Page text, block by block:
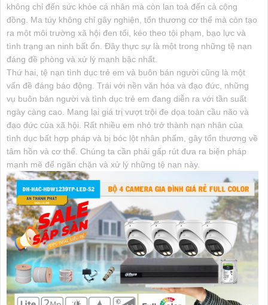
không chỉ đến sức khỏe cá nhân mà còn lan toả đến cả cộng
đồng. Ma túy không chỉ gây nghiện, tổn thương cơ thể mà còn tạo
ra một môi trường xã hội đen tối, kéo theo tội phạm, bạo lực và
tình trạng an ninh bất ổn. Đây thực sự là một trong những tệ nạn
đáng đề phòng và xử lý mạnh bậc nhất.
Thứ hai, tệ nạn tình dục trẻ em và buôn bán người cũng là một
vấn đề đáng báo động. Trái với nền văn hóa và đạo đức, những
vụ buôn bán người và tình dục trẻ em đang diễn ra với tần suất
ngày càng cao. Mang lại giá trị vượt trội đe dọa toàn cầu não và
đạo đức của xã hội. Rất nhiều em nhỏ trở thành nạn nhân của
tình dục bất hợp pháp và bị bóc lột nhân phẩm, gây tổn thương về
tâm hồn và cơ thể. Chúng ta cần phải gấp rút đưa ra biện pháp
mạnh mẽ để ngăn chặn và xử lý những tệ nạn này.